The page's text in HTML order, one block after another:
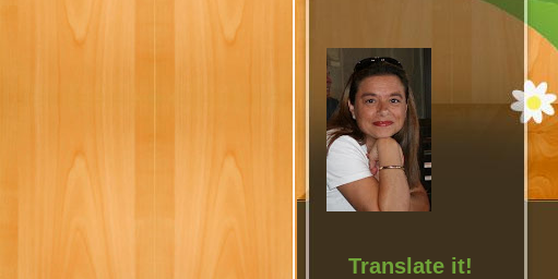
Translate it!